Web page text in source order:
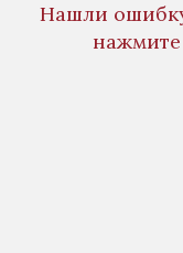
Нашли